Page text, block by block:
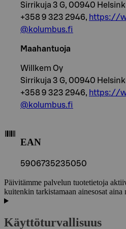
Sirrikuja 3 G, 00940
+358 9 323 2946, https://
@kolumbus.fi
Maahantuoja
Willkem Oy
Sirrikuja 3 G, 00940
+358 9 323 2946, https://
@kolumbus.fi
EAN
5906735235050
Päivitämme palvelun tuotetietoja
kuitenkin tarkistamaan ainesosat
Käyttöturvallisuus